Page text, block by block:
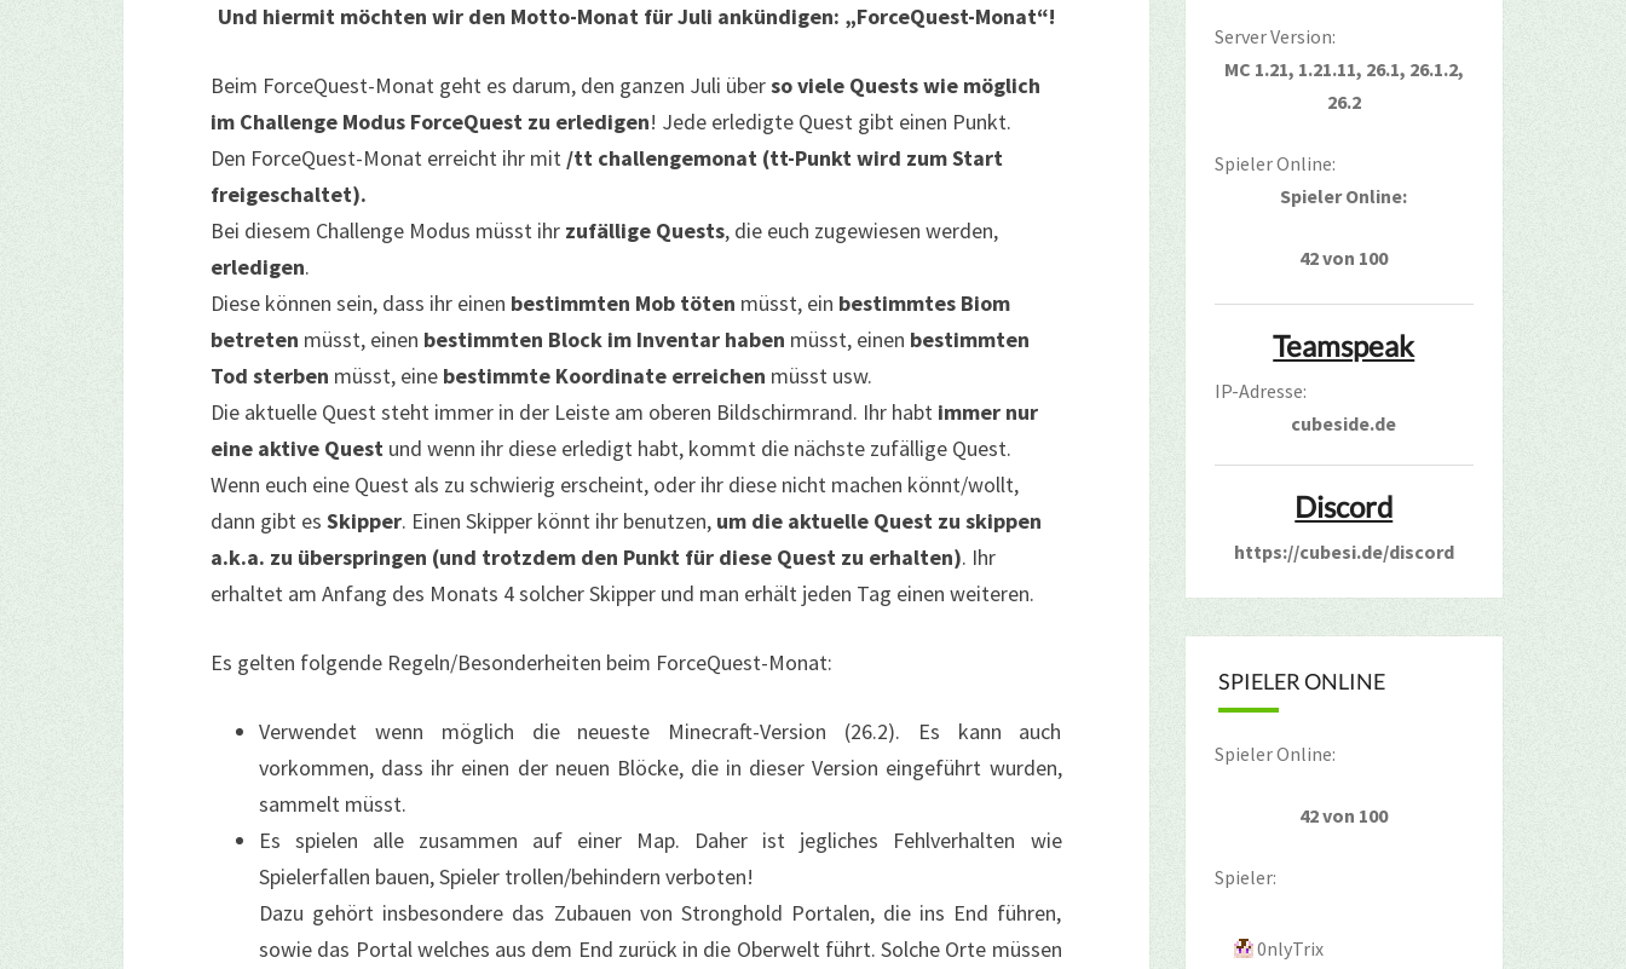
Und hiermit möchten wir den Motto-Monat für Juli ankündigen: „ForceQuest-Monat“!
Beim ForceQuest-Monat geht es darum, den ganzen Juli überso viele Quests wie möglich
im Challenge Modus ForceQuest zu erledigen! Jede erledigte Quest gibt einen Punkt.
Den ForceQuest-Monat erreicht ihr mit /tt challengemonat (tt-Punkt wird zum Start
freigeschaltet).
Bei diesem Challenge Modus müsst ihr zufällige Quests, die euch zugewiesen werden,
erledigen.
Diese können sein, dass ihr einen bestimmten Mob töten müsst, ein bestimmtes Biom
betreten müsst, einen bestimmten Block im Inventar haben müsst, einen bestimmten
Tod sterben müsst, eine bestimmte Koordinate erreichen müsst usw.
Die aktuelle Quest steht immer in der Leiste am oberen Bildschirmrand. Ihr habt immer nur
eine aktive Quest und wenn ihr diese erledigt habt, kommt die nächste zufällige Quest.
Wenn euch eine Quest als zu schwierig erscheint, oder ihr diese nicht machen könnt/wollt,
dann gibt es Skipper. Einen Skipper könnt ihr benutzen, um die aktuelle Quest zu skippen
a.k.a. zu überspringen (und trotzdem den Punkt für diese Quest zu erhalten). Ihr
erhaltet am Anfang des Monats 4 solcher Skipper und man erhält jeden Tag einen weiteren.
Es gelten folgende Regeln/Besonderheiten beim ForceQuest-Monat:
Verwendet wenn möglich die neueste Minecraft-Version (26.2). Es kann auch
vorkommen, dass ihr einen der neuen Blöcke, die in dieser Version eingeführt wurden,
sammelt müsst.
Es spielen alle zusammen auf einer Map. Daher ist jegliches Fehlverhalten wie
Spielerfallen bauen, Spieler trollen/behindern verboten!
Dazu gehört insbesondere das Zubauen von Stronghold Portalen, die ins End führen,
sowie das Portal welches aus dem End zurück in die Oberwelt führt. Solche Orte müssen
Server Version:
MC 1.21, 1.21.11, 26.1, 26.1.2,
26.2
Spieler Online:
Spieler Online:
42 von 100
Teamspeak
IP-Adresse:
cubeside.de
Discord
https://cubesi.de/discord
SPIELER ONLINE
Spieler Online:
42 von 100
Spieler:
0nlyTrix